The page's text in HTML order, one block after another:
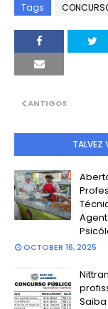
Tags
ANTIGOS
TALVEZ
OCTOBER 16, 2025
Saiba